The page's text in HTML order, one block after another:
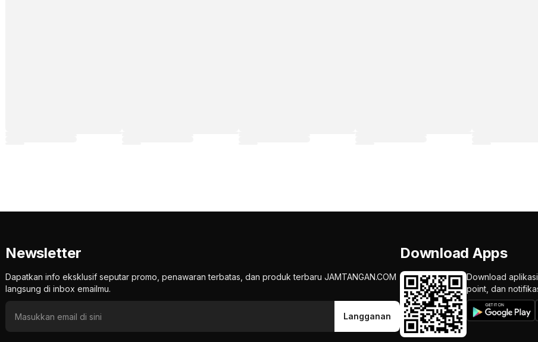
Newsletter
Dapatkan info eksklusif seputar promo, penawaran terbatas, dan produk terbaru JAMTANGAN.COM
langsung di inbox emailmu.
Langganan
Download Apps
Download
point, dan